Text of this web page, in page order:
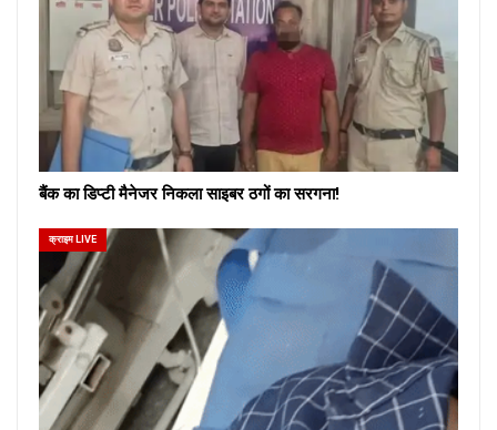
बैंक का डिप्टी मैनेजर निकला साइबर ठगों का सरगना!
क्राइम LIVE